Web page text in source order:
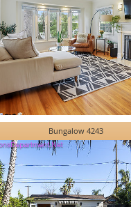
Bungalow 4243